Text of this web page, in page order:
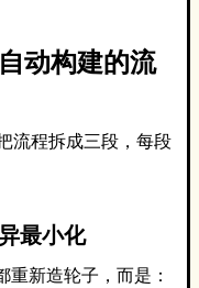
动构建的流
流程拆成三段，每段
最小化
重新造轮子，而是：